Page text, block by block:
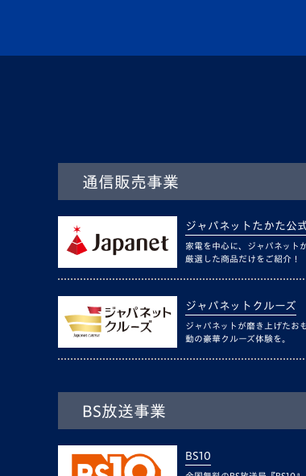
通信販売事業
ジャパネットたかた公
家電を中心に、ジャパネット
厳選した商品だけをご紹介！
ジャパネットクルーズ
ジャパネットが磨き上げたお
動の豪華クルーズ体験を。
BS放送事業
BS10